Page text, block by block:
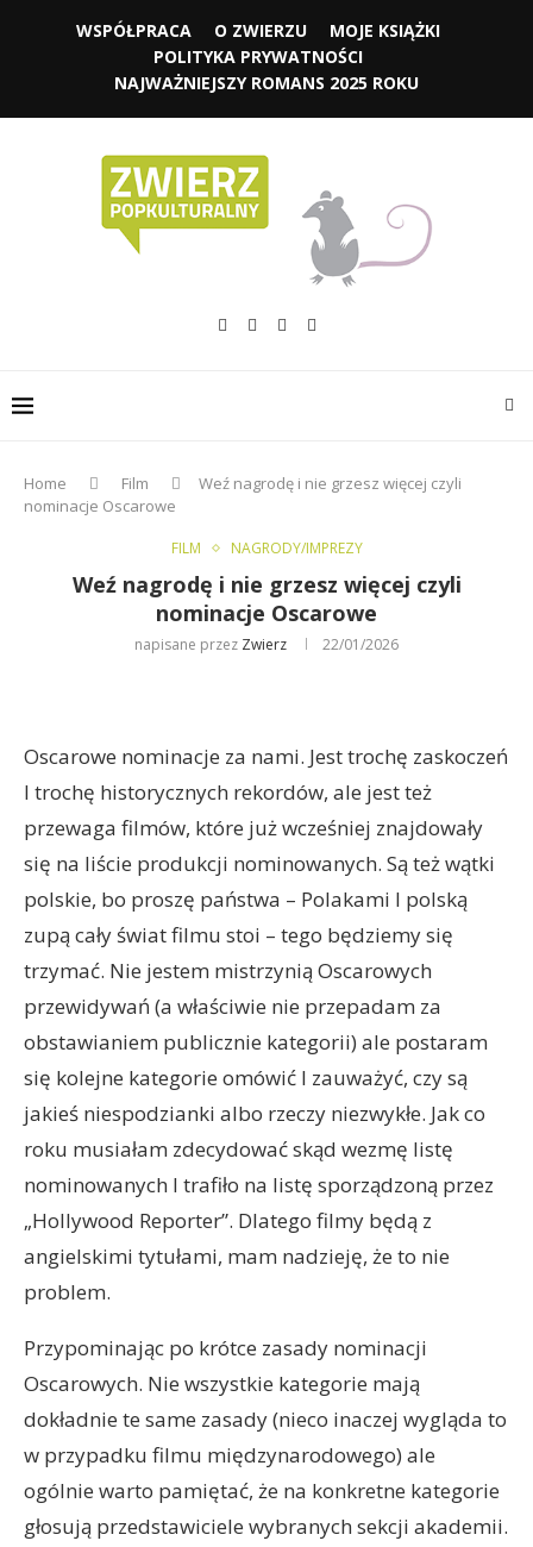
WSPÓŁPRACA O ZWIERZU
MOJE KSIĄŻKI
POLITYKA PRYWATNOŚCI
NAJWAŻNIEJSZY ROMANS 2025 ROKU
Home Film
Weź nagrodę i nie grzesz więcej czyli
nominacje Oscarowe
FILM NAGRODY/IMPREZY
Weź nagrodę i nie grzesz więcej czyli
nominacje Oscarowe
napisane przez Zwierz 22/01/2026
Oscarowe nominacje za nami. Jest trochę zaskoczeń
I trochę historycznych rekordów, ale jest też
przewaga filmów, które już wcześniej znajdowały
się na liście produkcji nominowanych. Są też wątki
polskie, bo proszę państwa – Polakami I polską
zupą cały świat filmu stoi – tego będziemy się
trzymać. Nie jestem mistrzynią Oscarowych
przewidywań (a właściwie nie przepadam za
obstawianiem publicznie kategorii) ale postaram
się kolejne kategorie omówić I zauważyć, czy są
jakieś niespodzianki albo rzeczy niezwykłe. Jak co
roku musiałam zdecydować skąd wezmę listę
nominowanych I trafiło na listę sporządzoną przez
„Hollywood Reporter”. Dlatego filmy będą z
angielskimi tytułami, mam nadzieję, że to nie
problem.
Przypominając po krótce zasady nominacji
Oscarowych. Nie wszystkie kategorie mają
dokładnie te same zasady (nieco inaczej wygląda to
w przypadku filmu międzynarodowego) ale
ogólnie warto pamiętać, że na konkretne kategorie
głosują przedstawiciele wybranych sekcji akademii.